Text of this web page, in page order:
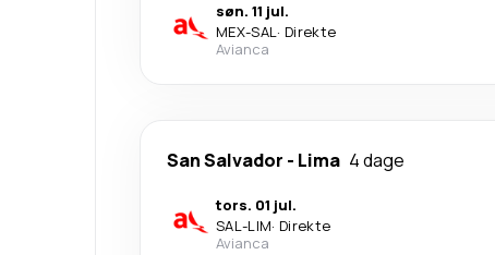
søn. 11 jul.
MEX-SAL· Direkte
Avianca
San Salvador - Lima 4 dage
tors. 01 jul.
SAL-LIM· Direkte
Avianca